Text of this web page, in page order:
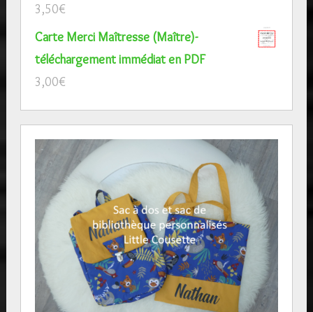
3,50€
Carte Merci Maîtresse (Maître)-
téléchargement immédiat en PDF
3,00€